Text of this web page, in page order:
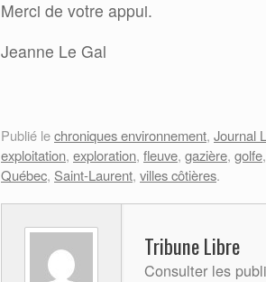
Merci de votre appui.
Jeanne Le Gal
Publié lechroniques environnement, Journal
exploitation, exploration, fleuve, gazière, golfe,
Québec, Saint-Laurent, villes côtières.
Tribune Libre
Consulter les